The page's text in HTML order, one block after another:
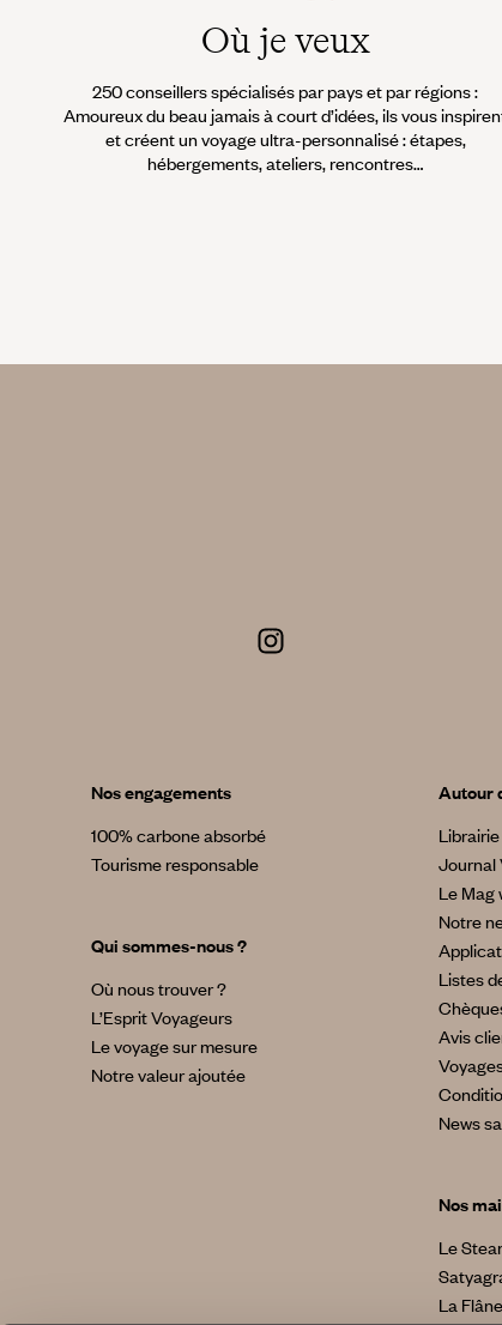
Où je veux
250 conseillers spécialisés par pays et par régions :
Amoureux du beau jamais à court d’idées, ils vous
et créent un voyage ultra-personnalisé : étapes,
hébergements, ateliers, rencontres…
Nos engagements
100% carbone absorbé
Tourisme responsable
Qui sommes-nous ?
Où nous trouver ?
L’Esprit Voyageurs
Le voyage sur mesure
Notre valeur ajoutée
Autour
Journal
Le Mag
Notre
Listes
Avis
News
Nos
Le
La